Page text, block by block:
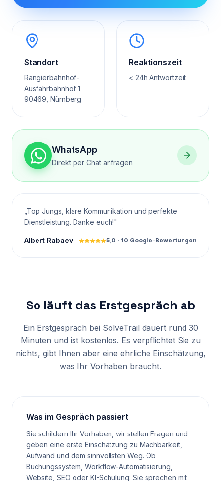
Standort
Rangierbahnhof-
Ausfahrbahnhof 1
90469, Nürnberg
Reaktionszeit
< 24h Antwortzeit
WhatsApp
Direkt per Chat anfragen
Top Jungs, klare Kommunikation und perfekte
Dienstleistung. Danke euch!"
Albert Rabaev 5,0 · 10 Google-Bewertungen
So läuft das Erstgespräch ab
Ein Erstgespräch bei SolveTrail dauert rund 30
Minuten und ist kostenlos. Es verpflichtet Sie zu
nichts, gibt Ihnen aber eine ehrliche Einschätzung,
was Ihr Vorhaben braucht.
Was im Gespräch passiert
Sie schildern Ihr Vorhaben, wir stellen Fragen und
geben eine erste Einschätzung zu Machbarkeit,
Aufwand und dem sinnvollsten Weg. Ob
Buchungssystem, Workflow-Automatisierung,
Website, SEO oder KI-Schulung: Sie sprechen mit